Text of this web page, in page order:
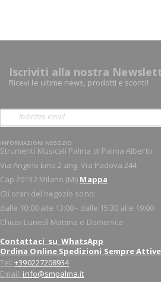
Iscriviti alla nostra
Ricevi le ultime news, prodotti e sconti!
INFORMAZIONI NEGOZIO
Strumenti Musicali Palma di Palma Alberto
Via Angelo Emo 2 ang. Via Padova 244
Cap 20132 Milano (MI) Mappa
Gli orari del negozio sono:
dalle 10:00 alle 13:00 - dalle 15:30 alle 19:00
Chiusi Lunedì Mattina e Domenica
Contattaci su WhatsApp
Ordina Online Spedizioni Sempre Attive
Tel:+390227208934
Email: info@smpalma.it